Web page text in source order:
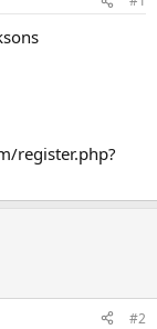
register.php?
#2